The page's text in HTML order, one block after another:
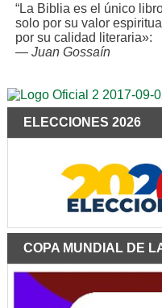
“La Biblia es el único
solo por su valor
por su calidad literaria»:
— Juan Gossaín
ELECCIONES 2026
COPA MUNDIAL DE